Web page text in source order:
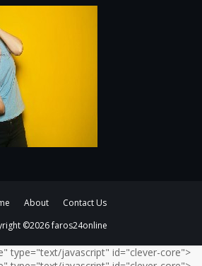
About
Contact Us
©2026faros24online
type="text/javascript" id="clever-core">